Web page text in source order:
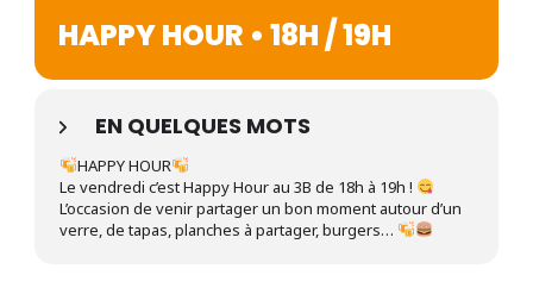
HAPPY HOUR • 18H / 19H
EN QUELQUES MOTS
HAPPY HOUR
Le vendredi c’est Happy Hour au 3B de 18h à 19h !
L’occasion de venir partager un bon moment autour d’un
verre, de tapas, planches à partager, burgers…